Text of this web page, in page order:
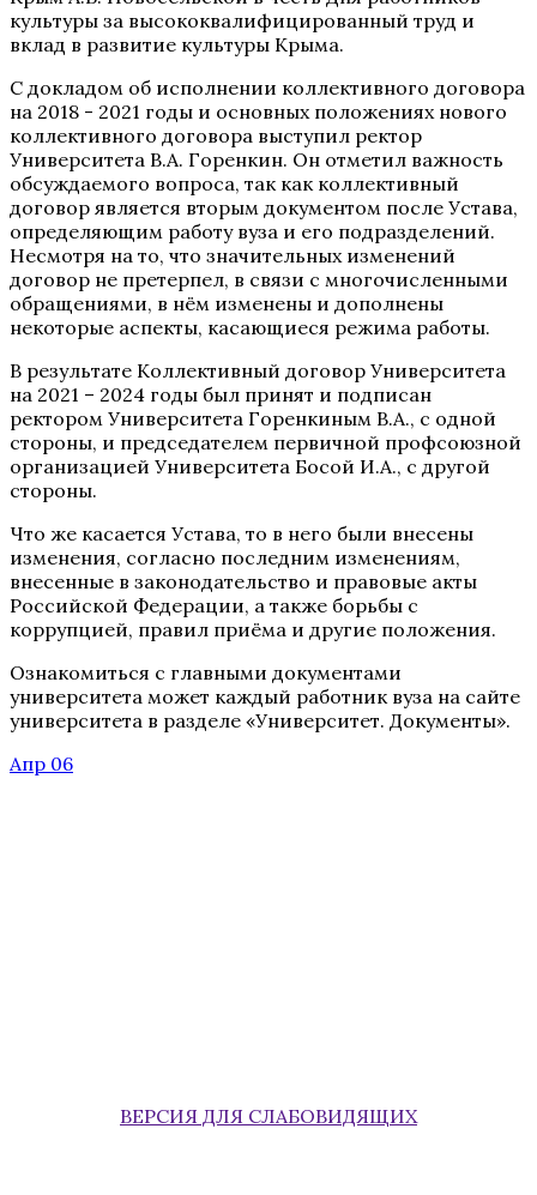
культуры за высококвалифицированный труд и
вклад в развитие культуры Крыма.
С докладом об исполнении коллективного договора
на 2018 - 2021 годы и основных положениях нового
коллективного договора выступил ректор
Университета В.А. Горенкин. Он отметил важность
обсуждаемого вопроса, так как коллективный
договор является вторым документом после Устава,
определяющим работу вуза и его подразделений.
Несмотря на то, что значительных изменений
договор не претерпел, в связи с многочисленными
обращениями, в нём изменены и дополнены
некоторые аспекты, касающиеся режима работы.
В результате Коллективный договор Университета
на 2021 – 2024 годы был принят и подписан
ректором Университета Горенкиным В.А., с одной
стороны, и председателем первичной профсоюзной
организацией Университета Босой И.А., с другой
стороны.
Что же касается Устава, то в него были внесены
изменения, согласно последним изменениям,
внесенные в законодательство и правовые акты
Российской Федерации, а также борьбы с
коррупцией, правил приёма и другие положения.
Ознакомиться с главными документами
университета может каждый работник вуза на сайте
университета в разделе «Университет. Документы».
Апр 06
ВЕРСИЯ ДЛЯ СЛАБОВИДЯЩИХ